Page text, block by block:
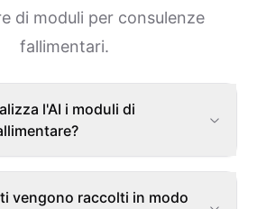
di moduli per consulenze
fallimentari.
l'AI i moduli di
vengono raccolti in modo